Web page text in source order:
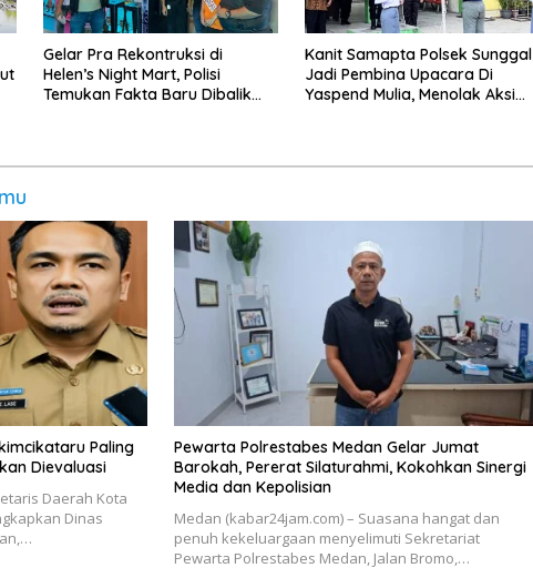
Gelar Pra Rekontruksi di
Helen’s Night Mart, Polisi
Temukan Fakta Baru Dibalik
Kanit Samapta Polsek Sunggal
Jadi Pembina Upacara Di
Yaspend Mulia, Menolak Aksi
Paling
Dievaluasi
Daerah Kota
Dinas
Pewarta Polrestabes Medan Gelar Jumat
Barokah, Pererat Silaturahmi, Kokohkan Sinergi
Media dan Kepolisian
Medan (kabar24jam.com) – Suasana hangat dan
penuh kekeluargaan menyelimuti Sekretariat
Pewarta Polrestabes Medan, Jalan Bromo,…